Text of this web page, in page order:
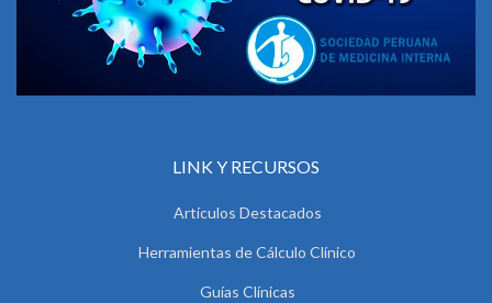
LINK Y RECURSOS
Artículos Destacados
Herramientas de Cálculo Clínico
Guías Clínicas